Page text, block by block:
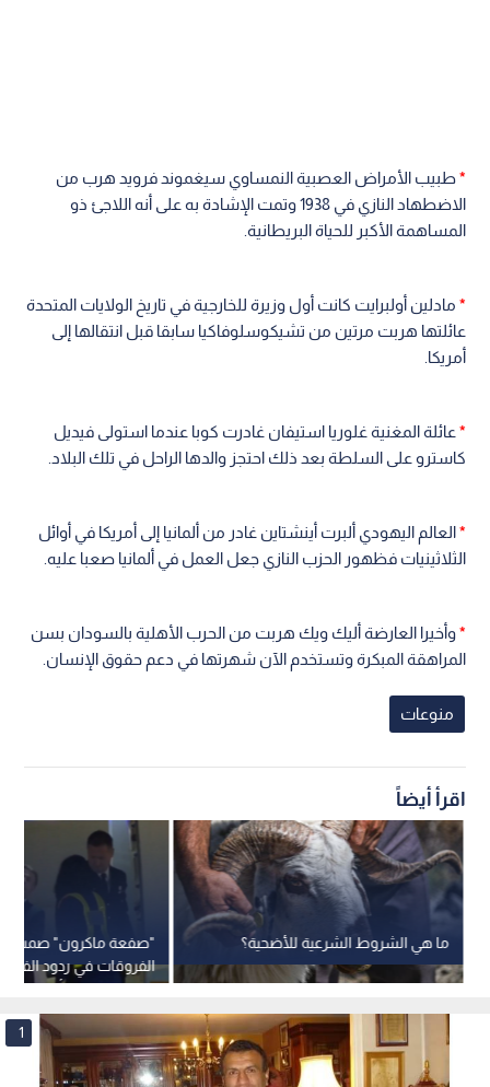
*طبيب الأمراض العصبية النمساوي سيغموند فرويد هرب من
الاضطهاد النازي في 1938 وتمت الإشادة به على أنه اللاجئ ذو
المساهمة الأكبر للحياة البريطانية.
* مادلين أولبرايت كانت أول وزيرة للخارجية في تاريخ الولايات المتحدة
عائلتها هربت مرتين من تشيكوسلوفاكيا سابقا قبل انتقالها إلى
أمريكا.
* عائلة المغنية غلوريا استيفان غادرت كوبا عندما استولى فيديل
كاسترو على السلطة بعد ذلك احتجز والدها الراحل في تلك البلاد.
*العالم اليهودي ألبرت أينشتاين غادر من ألمانيا إلى أمريكا في أوائل
الثلاثينيات فظهور الحزب النازي جعل العمل في ألمانيا صعبا عليه.
*وأخيرا العارضة أليك ويك هربت من الحرب الأهلية بالسودان بسن
المراهقة المبكرة وتستخدم الآن شهرتها في دعم حقوق الإنسان.
منوعات
اقرأ أيضاً
"صفعة ماكرون" صمت
الفروقات في ردود
بين الرجل والمرأة
ما هي الشروط الشرعية للأضحية؟
1